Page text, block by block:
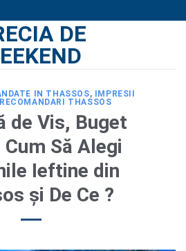
DE
IN THASSOS,
IMPRESII
RECOMANDARI THASSOS
de Vis, Buget
Cum Să Alegi
Ieftine din
și De Ce ?